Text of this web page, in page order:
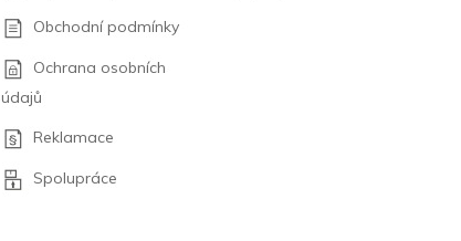
Obchodní podmínky
Ochrana osobních
údajů
Reklamace
Spolupráce